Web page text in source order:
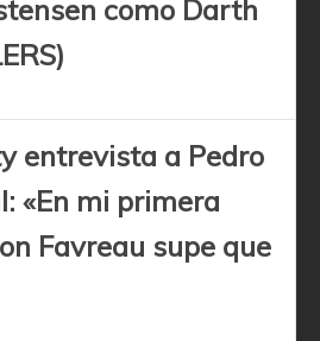
como Darth
entrevista a Pedro
«En mi primera
Favreau supe que